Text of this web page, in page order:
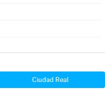
Ciudad Real